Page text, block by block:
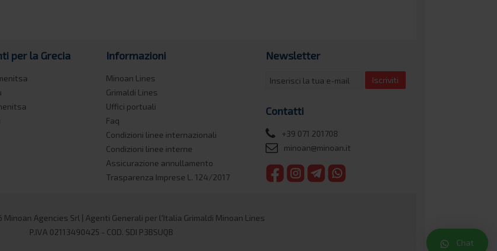
per la Grecia Informazioni
Minoan Lines
Grimaldi Lines
Uffici portuali
Faq
Condizioni linee internazionali
Condizioni linee interne
Assicurazione annullamento
Trasparenza Imprese L. 124/2017
Newsletter
Iscriviti
Contatti
+39 071 201708
minoan@minoan.it
Minoan Agencies Srl | Agenti Generali per l'Italia Grimaldi Minoan Lines
P.IVA 02113490425 - COD. SDI P3BSUQB
Chat